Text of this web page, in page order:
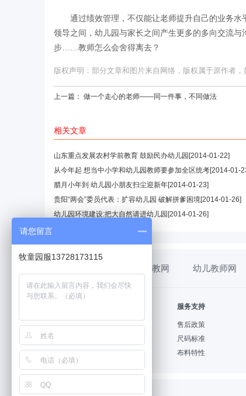
通过绩效管理，不仅能让老师提升自己的业务
领导之间，幼儿园与家长之间产生更多的多向交流
步……教师怎么会舍得离去？
版权声明：部分文章和图片来自网络，版权属于原作者
上一篇： 做一个走心的老师——同一件事，不同做法
相关文章
山东重点发展农村学前教育 鼓励民办幼儿园 [2014-01-22]
从今年起 想当中小学和幼儿园教师要参加全区统考[2014-01-
腊月小年到 幼儿园小朋友扫尘迎新年[2014-01-23]
贵阳“两会”委员代表：扩容幼儿园 破解拼爹困境[2014-01-26]
幼儿园环境建设:把大自然请进幼儿园 [2014-01-26]
幼教网 幼儿教师网
购物指南
配送方式
服务支持
售后政策
尺码标准
布料特性
请您留言
牧童园服13728173115